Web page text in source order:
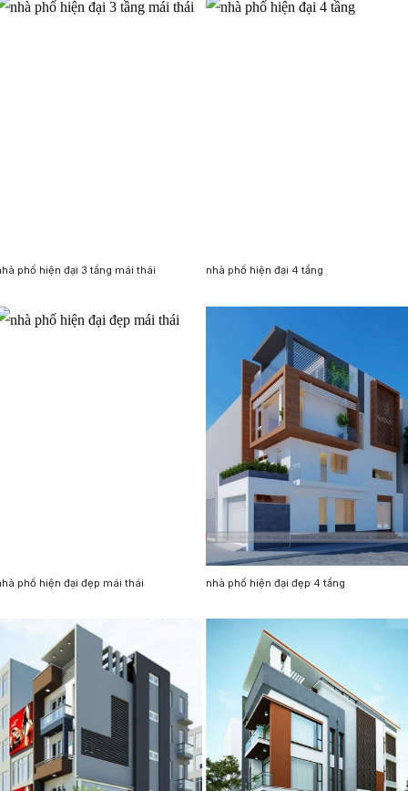
phố hiện đại 3 tầng mái thái nhà phố hiện đại 4 tầng
phố hiện đại đẹp mái thái nhà phố hiện đại đẹp 4 tầng